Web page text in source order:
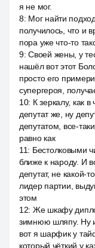
я не мог.
8: Мог найти
получилось, что и
пора уже что-то
9:Своей жены, у
нашёл вот этот
просто его
супергероя,
10: К зеркалу, как
депутат же, ну
депутатом, все-
равно как
11: Бестолковыми
ближе к народу. И
депутат, не какой-
лидер партии,
этом
12: Же шкафу
зимнюю шляпу. Ну
вот я шарфик у
который чёткий у